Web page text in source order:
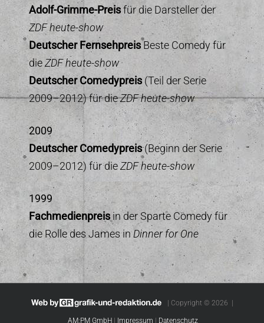
Adolf-Grimme-Preisfür die Darsteller der
ZDF heute-show
Deutscher FernsehpreisBeste Comedy für
dieZDF heute-show
Deutscher Comedypreis (Teil der Serie
2009–2012) für dieZDF heute-show
2009
Deutscher Comedypreis(Beginn der Serie
2009–2012) für dieZDF heute-show
1999
Fachmedienpreisin der Sparte Comedy für
die Rolle des James inDinner for One
| Copyright © 2026 |
AM:PM GmbH Impressum Datenschutz